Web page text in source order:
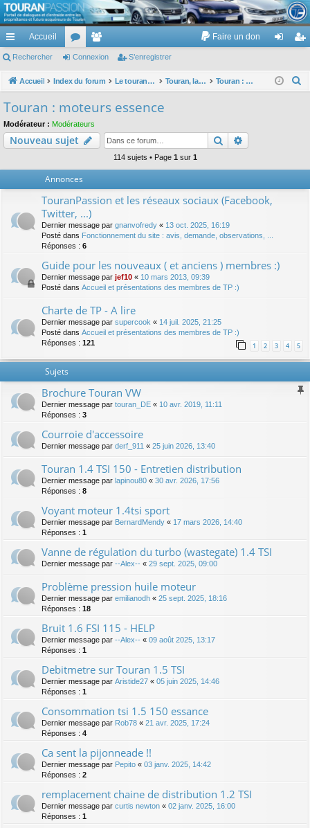
TouranPassion
Le forum des propriétaires ou futurs acquéreurs du Volkswagen Touran
cc
ès
pi
de
Accueil
or
u
e
m
Faire un don
ne nr
Rechercher Connexion S’enregistrer
Accueil Index du forum Le touran dans ses versions I (V1 V2 V3) et II ... Touran, la mécanique : moteurs, boites, transmissions, freins, direction, roues Touran : moteurs essence
c
Touran : moteurs essence
Modérateur : Modérateurs
Nouveau sujet Rechercher
114 sujets • Page 1 sur 1
Annonces
TouranPassion et les réseaux sociaux (Facebook,
Twitter, ...)
Dernier message par gnanvofredy « 13 oct. 2025, 16:19
Posté dans Fonctionnement du site : avis, demande, observations, ...
Réponses : 6
Guide pour les nouveaux ( et anciens ) membres :)
Dernier message par jef10 « 10 mars 2013, 09:39
Posté dans Accueil et présentations des membres de TP :)
Charte de TP - A lire
Dernier message par supercook « 14 juil. 2025, 21:25
Posté dans Accueil et présentations des membres de TP :)
Réponses : 121 1 2 3 4 5
Sujets
Brochure Touran VW
Dernier message par touran_DE « 10 avr. 2019, 11:11
Réponses : 3
Courroie d'accessoire
Dernier message par derf_911 « 25 juin 2026, 13:40
Touran 1.4 TSI 150 - Entretien distribution
Dernier message par lapinou80 « 30 avr. 2026, 17:56
Réponses : 8
Voyant moteur 1.4tsi sport
Dernier message par BernardMendy « 17 mars 2026, 14:40
Réponses : 1
Vanne de régulation du turbo (wastegate) 1.4 TSI
Dernier message par --Alex-- « 29 sept. 2025, 09:00
Problème pression huile moteur
Dernier message par emilianodh « 25 sept. 2025, 18:16
Réponses : 18
Bruit 1.6 FSI 115 - HELP
Dernier message par --Alex-- « 09 août 2025, 13:17
Réponses : 1
Debitmetre sur Touran 1.5 TSI
Dernier message par Aristide27 « 05 juin 2025, 14:46
Réponses : 1
Consommation tsi 1.5 150 essance
Dernier message par Rob78 « 21 avr. 2025, 17:24
Réponses : 4
Ca sent la pijonneade !!
Dernier message par Pepito « 03 janv. 2025, 14:42
Réponses : 2
remplacement chaine de distribution 1.2 TSI
Dernier message par curtis newton « 02 janv. 2025, 16:00
Réponses : 1